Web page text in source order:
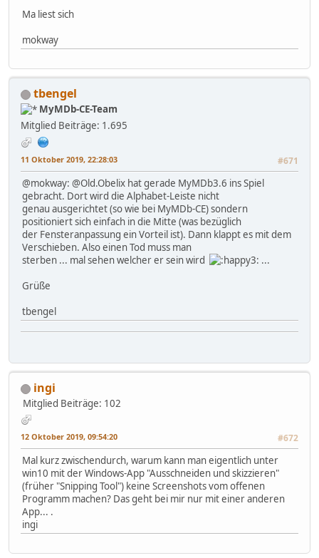
Ma liest sich
mokway
tbengel
MyMDb-CE-Team
Mitglied Beiträge: 1.695
11 Oktober 2019, 22:28:03 #671
@mokway: @Old.Obelix hat gerade MyMDb3.6 ins Spiel
gebracht. Dort wird die Alphabet-Leiste nicht
genau ausgerichtet (so wie bei MyMDb-CE) sondern
positioniert sich einfach in die Mitte (was bezüglich
der Fensteranpassung ein Vorteil ist). Dann klappt es mit dem
Verschieben. Also einen Tod muss man
sterben ... mal sehen welcher er sein wird
...
Grüße
tbengel
ingi
Mitglied Beiträge: 102
12 Oktober 2019, 09:54:20 #672
Mal kurz zwischendurch, warum kann man eigentlich unter
win10 mit der Windows-App "Ausschneiden und skizzieren"
(früher "Snipping Tool") keine Screenshots vom offenen
Programm machen? Das geht bei mir nur mit einer anderen
App... .
ingi